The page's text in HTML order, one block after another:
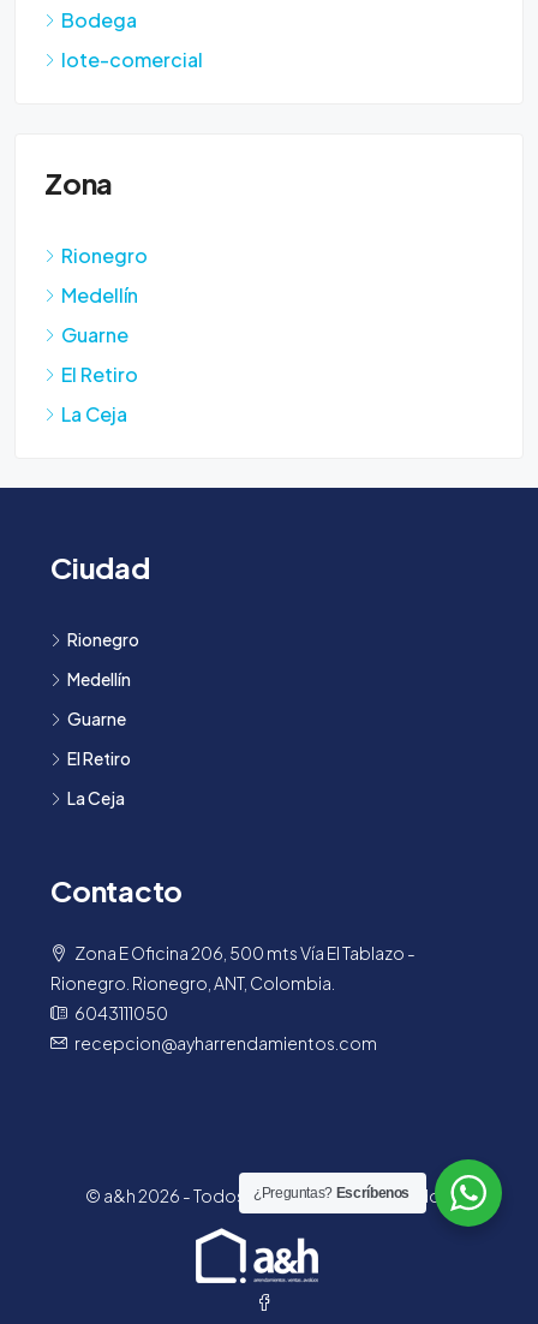
Bodega
lote-comercial
Zona
Rionegro
Medellín
Guarne
El Retiro
La Ceja
Ciudad
Rionegro
Medellín
Guarne
El Retiro
La Ceja
Contacto
Zona E Oficina 206, 500 mts Vía El Tablazo -
Rionegro. Rionegro, ANT, Colombia.
6043111050
recepcion@ayharrendamientos.com
© a&h 2026 - Todos los derechos reservados.
¿Preguntas? Escríbenos